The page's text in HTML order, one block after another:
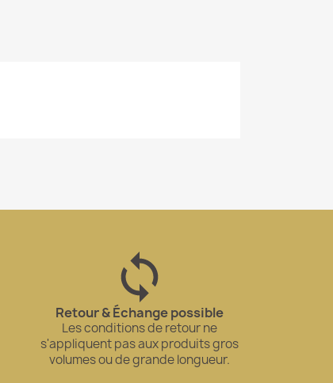
Retour & Échange possible
Les conditions de retour ne
s'appliquent pas aux produits gros
volumes ou de grande longueur.